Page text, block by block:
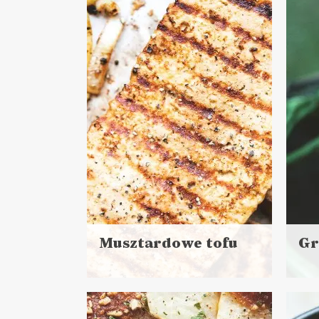
więcej
Czas przygotowania: do 30 minut
DANIA GŁÓWNE LUNCHE DO PRACY
ŚNIADANIA
Musztardowe tofu
więcej
Czas przygotowania:
do 30 minut